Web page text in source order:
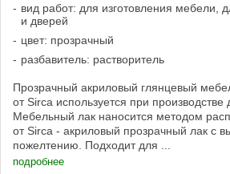
вид работ: для изготовления мебели,
и дверей
цвет: прозрачный
разбавитель: растворитель
Прозрачный акриловый глянцевый
от Sirca используется при производстве
Мебельный лак наносится методом
от Sirca - акриловый прозрачный лак с
пожелтению. Подходит для ...
подробнее